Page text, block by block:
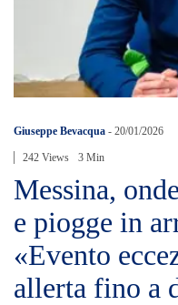
Giuseppe Bevacqua - 20/01/2026
242 Views 3 Min
Messina,
e piogge in
«Evento
allerta fino a